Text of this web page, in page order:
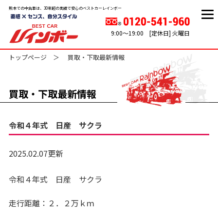
熊本での中古車は、30年超の実績で安心のベストカーレインボー
9:00～19:00 [定休日] 火曜日
トップページ 買取・下取最新情報
買取・下取最新情報
令和４年式 日産 サクラ
2025.02.07更新
令和４年式 日産 サクラ
走行距離：２．２万ｋｍ